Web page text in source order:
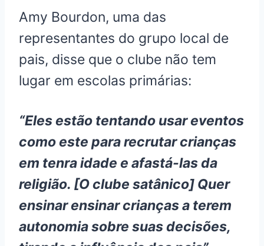
Amy Bourdon, uma das
representantes do grupo local de
pais, disse que o clube não tem
lugar em escolas primárias:
“Eles estão tentando usar eventos
como este para recrutar crianças
em tenra idade e afastá-las da
religião. [O clube satânico] Quer
ensinar ensinar crianças a terem
autonomia sobre suas decisões,